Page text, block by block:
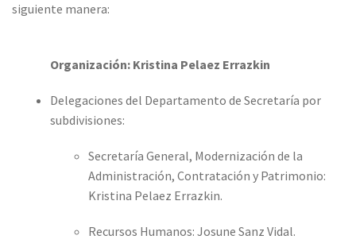
siguiente manera:
Organización: Kristina Pelaez Errazkin
Delegaciones del Departamento de Secretaría por
subdivisiones:
Secretaría General, Modernización de la
Administración, Contratación y Patrimonio:
Kristina Pelaez Errazkin.
Recursos Humanos: Josune Sanz Vidal.